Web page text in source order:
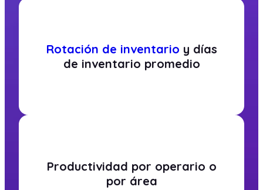
Rotación de inventario y días
de inventario promedio
Productividad por operario o
por área